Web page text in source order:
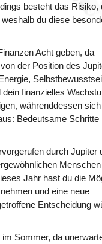
besteht das Risiko,
du diese
Acht geben, da
der Position des
finanzielles
währenddessen
Bedeutsame Schritte
durch Jupiter
Menschen
Jahr hast du die
und eine neue
Entscheidung
Sommer, da